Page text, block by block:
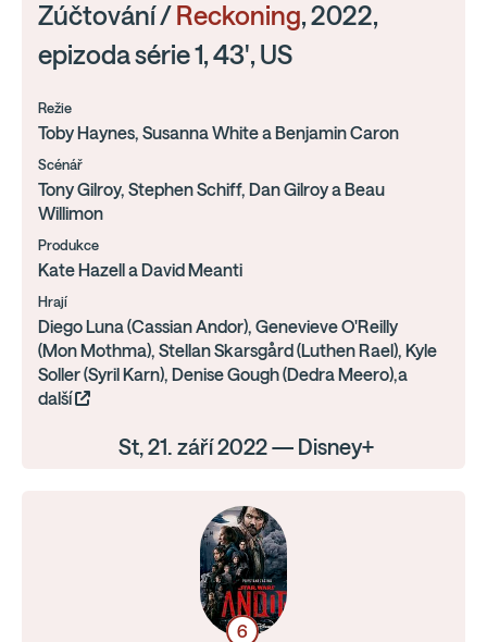
Zúčtování / Reckoning, 2022,
epizoda série 1, 43', US
Režie
Toby Haynes, Susanna White a Benjamin Caron
Scénář
Tony Gilroy, Stephen Schiff, Dan Gilroy a Beau
Willimon
Produkce
Kate Hazell a David Meanti
Hrají
Diego Luna (Cassian Andor), Genevieve O'Reilly
(Mon Mothma), Stellan Skarsgård (Luthen Rael), Kyle
Soller (Syril Karn), Denise Gough (Dedra Meero),a
další
St, 21. září 2022 — Disney+
6